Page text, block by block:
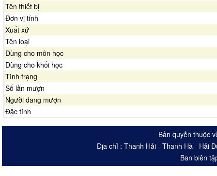
Tên thiết bị
Đơn vị tính
Xuất xứ
Tên loại
Dùng cho môn học
Dùng cho khối học
Tình trạng
Số lần mượn
Người đang mượn
Đặc tính
Bản quyền thuộc
Địa chỉ : Thanh Hải - Thanh Hà - Hải
Ban biên